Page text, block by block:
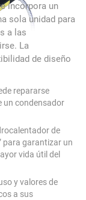
incorpora un
sola unidad para
a las
La
de diseño
repararse
un condensador
de
para garantizar un
vida útil del
y valores de
a sus